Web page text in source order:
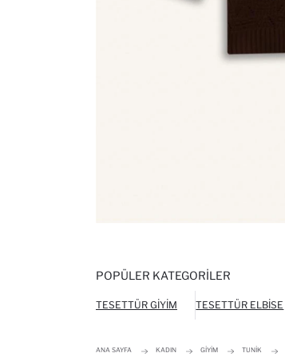
POPÜLER KATEGORILER
TESETTÜR GIYIM TESETTÜR ELBISE
ANA SAYFA KADIN GIYIM TUNIK